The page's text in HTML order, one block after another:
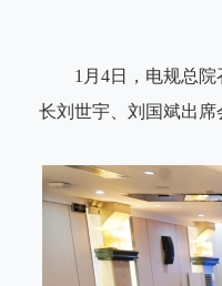
1月4日，电规总院召
长刘世宇、刘国斌出席